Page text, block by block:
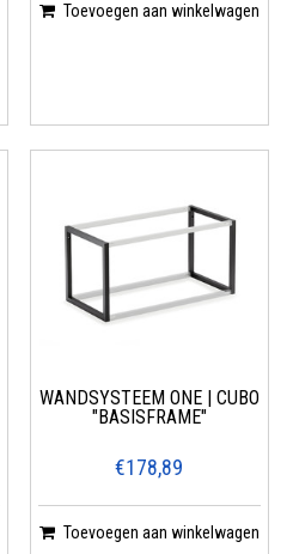
Toevoegen aan winkelwagen
WANDSYSTEEM ONE | CUBO
"BASISFRAME"
€178,89
Toevoegen aan winkelwagen